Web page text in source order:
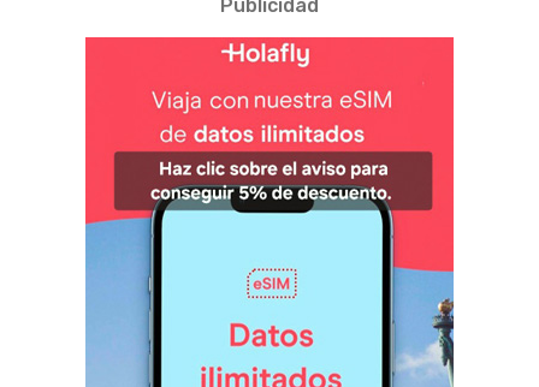
Publicidad